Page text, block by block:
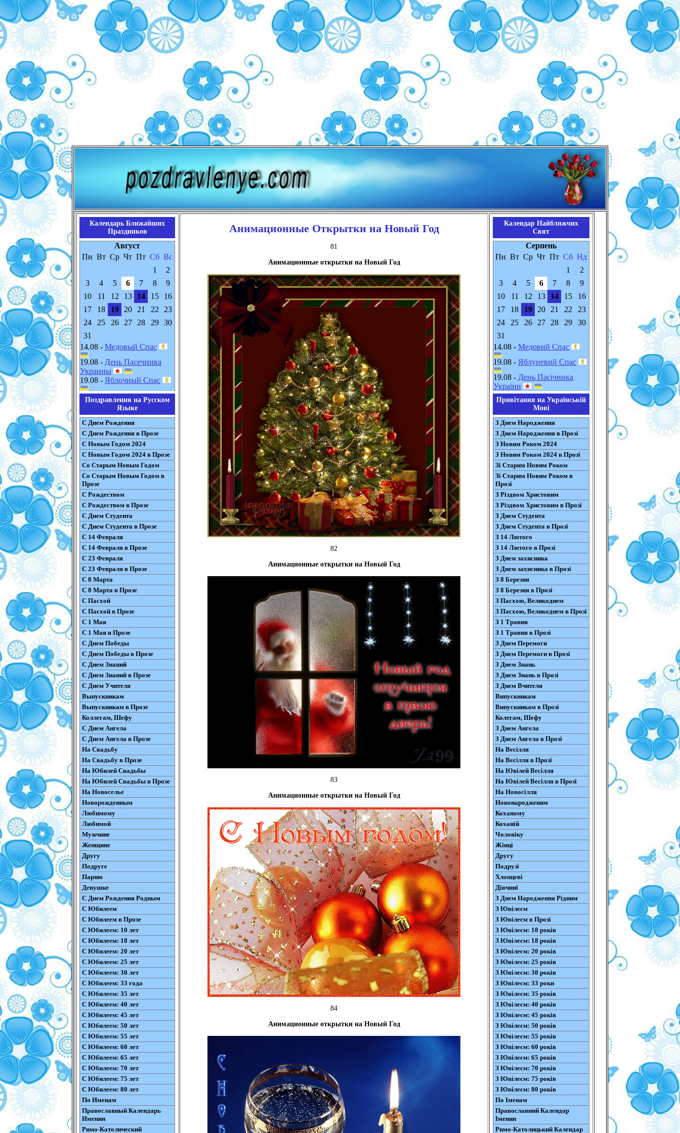
Календарь Ближайших
Праздников
Август
Пн Вт Ср Чт Пт Сб Вс
1
2
3
4 5 6 7 8
9
10
11 12 13 14 15
16
17
18 19 20 21 22
23
24
25 26 27 28 29
30
31
14.08 - Медовый Спас
19.08 - День Пасечника
Украины
19.08 - Яблочный Спас
Поздравления на Русском
Языке
С Днем Рождения
С Днем Рождения в Прозе
С Новым Годом 2024
С Новым Годом 2024 в Прозе
Со Старым Новым Годом
Со Старым Новым Годом в
Прозе
С Рождеством
С Рождеством в Прозе
С Днем Студента
С Днем Студента в Прозе
С 14 Февраля
С 14 Февраля в Прозе
С 23 Февраля
С 23 Февраля в Прозе
С 8 Марта
С 8 Марта в Прозе
С Пасхой
С Пасхой в Прозе
С 1 Мая
С 1 Мая в Прозе
С Днем Победы
С Днем Победы в Прозе
С Днем Знаний
С Днем Знаний в Прозе
С Днем Учителя
Выпускникам
Выпускникам в Прозе
Коллегам, Шефу
С Днем Ангела
С Днем Ангела в Прозе
На Свадьбу
На Свадьбу в Прозе
На Юбилей Свадьбы
На Юбилей Свадьбы в Прозе
На Новоселье
Новорожденным
Любимому
Любимой
Мужчине
Женщине
Другу
Подруге
Парню
Девушке
С Днем Рождения Родным
С Юбилеем
С Юбилеем в Прозе
С Юбилеем: 10 лет
С Юбилеем: 18 лет
С Юбилеем: 20 лет
С Юбилеем: 25 лет
С Юбилеем: 30 лет
С Юбилеем: 33 года
С Юбилеем: 35 лет
С Юбилеем: 40 лет
С Юбилеем: 45 лет
С Юбилеем: 50 лет
С Юбилеем: 55 лет
С Юбилеем: 60 лет
С Юбилеем: 65 лет
С Юбилеем: 70 лет
С Юбилеем: 75 лет
С Юбилеем: 80 лет
По Именам
Православный Календарь
Именин
Римо-Католический
Анимационные Открытки на Новый Год
81
Анимационные открытки на Новый Год
82
Анимационные открытки на Новый Год
83
Анимационные открытки на Новый Год
84
Анимационные открытки на Новый Год
Календар Найближчих
Свят
Серпень
Пн Вт Ср Чт Пт Сб Нд
1
2
3
4 5 6 7 8
9
10
11 12 13 14 15
16
17
18 19 20 21 22
23
24
25 26 27 28 29
30
31
14.08 - Медовий Спас
19.08 - Яблуневий Спас
19.08 - День Пасічника
України
Привітання на Українській
Мові
З Днем Народження
З Днем Народження в Прозі
З Новим Роком 2024
З Новим Роком 2024 в Прозі
Зі Старим Новим Роком
Зі Старим Новим Роком в
Прозі
З Різдвом Христовим
З Різдвом Христовим в Прозі
З Днем Студента
З Днем Студента в Прозі
З 14 Лютого
З 14 Лютого в Прозі
З Днем захисника
З Днем захисника в Прозі
З 8 Березня
З 8 Березня в Прозі
З Пасхою, Великоднем
З Пасхою, Великоднем в Прозі
З 1 Травня
З 1 Травня в Прозі
З Днем Перемоги
З Днем Перемоги в Прозі
З Днем Знань
З Днем Знань в Прозі
З Днем Вчителя
Випускникам
Випускникам в Прозі
Колегам, Шефу
З Днем Ангела
З Днем Ангела в Прозі
На Весілля
На Весілля в Прозі
На Ювілей Весілля
На Ювілей Весілля в Прозі
На Новосілля
Новонародженим
Коханому
Коханій
Чоловіку
Жінці
Другу
Подрузі
Хлопцеві
Дівчині
З Днем Народження Рідним
З Ювілеєм
З Ювілеєм в Прозі
З Ювілеєм: 10 років
З Ювілеєм: 18 років
З Ювілеєм: 20 років
З Ювілеєм: 25 років
З Ювілеєм: 30 років
З Ювілеєм: 33 роки
З Ювілеєм: 35 років
З Ювілеєм: 40 років
З Ювілеєм: 45 років
З Ювілеєм: 50 років
З Ювілеєм: 55 років
З Ювілеєм: 60 років
З Ювілеєм: 65 років
З Ювілеєм: 70 років
З Ювілеєм: 75 років
З Ювілеєм: 80 років
По Іменам
Православний Календар
Іменин
Римо-Католицький Календар